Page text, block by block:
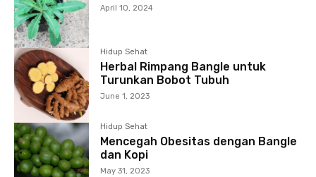
April 10, 2024
Hidup Sehat
Herbal Rimpang Bangle untuk
Turunkan Bobot Tubuh
June 1, 2023
Hidup Sehat
Mencegah Obesitas dengan Bangle
dan Kopi
May 31, 2023